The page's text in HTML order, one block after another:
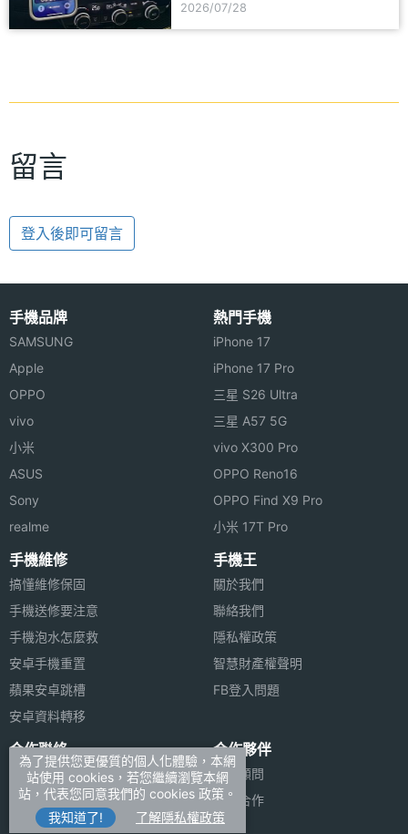
2026/07/28
留言
登入後即可留言
手機品牌
SAMSUNG
Apple
OPPO
vivo
小米
ASUS
Sony
realme
熱門手機
iPhone 17
iPhone 17 Pro
三星 S26 Ultra
三星 A57 5G
vivo X300 Pro
OPPO Reno16
OPPO Find X9 Pro
小米 17T Pro
手機維修
搞懂維修保固
手機送修要注意
手機泡水怎麼救
安卓手機重置
蘋果安卓跳槽
安卓資料轉移
手機王
關於我們
聯絡我們
隱私權政策
智慧財產權聲明
FB登入問題
合作聯絡
廣告刊登
加入商店報價
新聞聯絡
合作夥伴
法律顧問
媒體合作
為了提供您更優質的個人化體驗，本網
站使用 cookies，若您繼續瀏覽本網
站，代表您同意我們的 cookies 政策。
我知道了!
了解隱私權政策